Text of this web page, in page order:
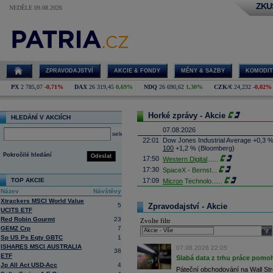
NEDĚLE 09.08.2026
ZPRAVODAJSTVÍ AKCIE & FONDY MĚNY & SAZBY
PX 2 785,07 -0,71% DAX 26 319,45 0,69% NDQ 26 690,62 1,30% CZK/€ 24,232 -0,02%
HLEDÁNÍ V AKCIÍCH
select
Odeslat
Pokročilé hledání
TOP AKCIE
Název
Návštěvy
Xtrackers MSCI World Value
UCITS ETF
5
Red Robin Gourmt
23
GEMZ Crp
7
Sp US Ps Eqty GBTC
1
ISHARES MSCI AUSTRALIA
ETF
38
Jp All Act USD-Acc
4
Horké zprávy - Akcie
07.08.2026
22:01
Dow Jones Industrial Average +0,3
100 +1,2 % (Bloomberg)
17:50 Western Digital
17:30 SpaceX - Bernst
17:09 Micron Technolo
16:26
Objem obchodů s akciemi na
obchodů za poslední rok je 0,665
16:23 Zvýšení výroby balistických střel
nějakou dobu potrvá. Agentuře
Armin Papperger. Společná výroba
doplnit arzenál Spojeným státům,
(ČTK)
16:07 Conocophillips
Zpravodajství - Akcie
Zvolte filtr
07.08.2026 22:05
Slabá data z trhu práce
Páteční obchodování na Wall